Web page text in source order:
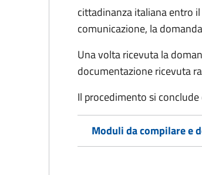
cittadinanza italiana entro
comunicazione, la
Una volta ricevuta la
documentazione ricevuta
Il procedimento si
Moduli da compilare e